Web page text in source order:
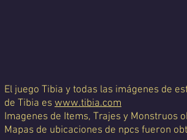
El juego Tibia y todas las imágenes de
de Tibia es www.tibia.com
Imagenes de Items, Trajes y Monstruos
Mapas de ubicaciones de npcs fueron